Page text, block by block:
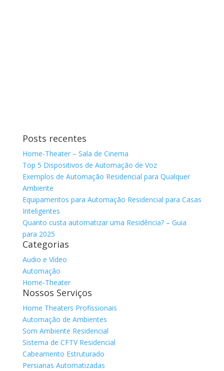
Posts recentes
Home-Theater – Sala de Cinema
Top 5 Dispositivos de Automação de Voz
Exemplos de Automação Residencial para Qualquer
Ambiente
Equipamentos para Automação Residencial para Casas
Inteligentes
Quanto custa automatizar uma Residência? – Guia
para 2025
Categorias
Audio e Vídeo
Automação
Home-Theater
Nossos Serviços
Home Theaters Profissionais
Automação de Ambientes
Som Ambiente Residencial
Sistema de CFTV Residencial
Cabeamento Estruturado
Persianas Automatizadas